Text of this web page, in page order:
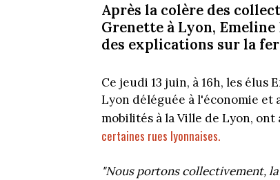
Après la colère des
Grenette à Lyon,
des explications sur la
Ce jeudi 13 juin, à 16h, les
Lyon déléguée à l'économie et
mobilités à la Ville de Lyon,
certaines rues lyonnaises.
"Nous portons collectivement,